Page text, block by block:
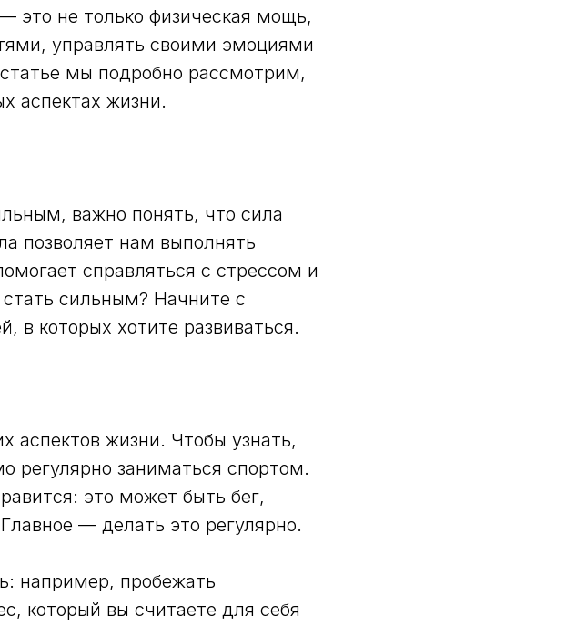
это не только физическая мощь,
управлять своими эмоциями
мы подробно рассмотрим,
аспектах жизни.
важно понять, что сила
позволяет нам выполнять
справляться с стрессом и
сильным? Начните с
в которых хотите развиваться.
аспектов жизни. Чтобы узнать,
регулярно заниматься спортом.
это может быть бег,
— делать это регулярно.
например, пробежать
который вы считаете для себя